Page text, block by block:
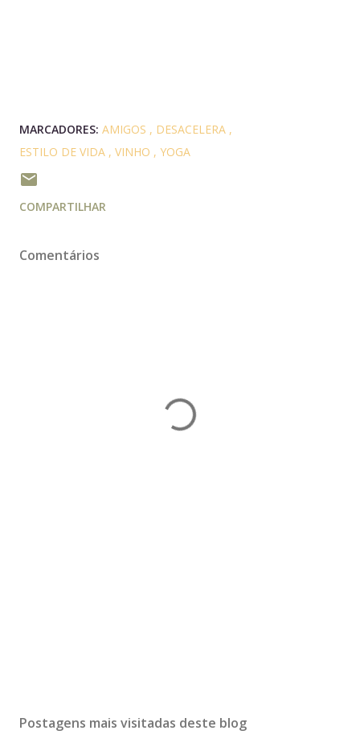
MARCADORES: AMIGOS
DESACELERA
ESTILO DE VIDA
VINHO YOGA
COMPARTILHAR
Comentários
Postagens mais visitadas deste blog